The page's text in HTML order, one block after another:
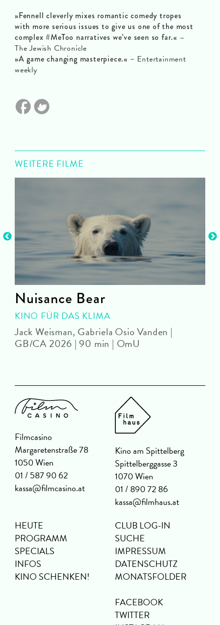
»Fennell cleverly mixes romantic comedy tropes
with more serious issues to give us one of the most
complex #MeToo narratives we’ve seen so far.« –
The Jewish Chronicle
»A game changing masterpiece.« – Entertainment
weekly
WEITERE FILME
Nuisance Bear
KINO FÜR DAS KLIMA
Jack Weisman, Gabriela Osio Vanden |
GB/CA 2026 | 90 min | OmU
Filmcasino
Margaretenstraße 78
1050 Wien
01 / 587 90 62
kassa@filmcasino.at
Kino am Spittelberg
Spittelberggasse 3
1070 Wien
01 / 890 72 86
kassa@filmhaus.at
HEUTE
PROGRAMM
SPECIALS
INFOS
KINO SCHENKEN!
CLUB LOG-IN
SUCHE
IMPRESSUM
DATENSCHUTZ
MONATSFOLDER
FACEBOOK
TWITTER